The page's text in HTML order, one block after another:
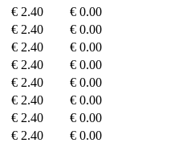
€ 2.40
€ 0.00
€ 2.40
€ 0.00
€ 2.40
€ 0.00
€ 2.40
€ 0.00
€ 2.40
€ 0.00
€ 2.40
€ 0.00
€ 2.40
€ 0.00
€ 2.40
€ 0.00